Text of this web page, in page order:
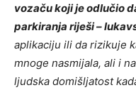
vozaču koji je odlučio
parkiranja riješi –
aplikaciju ili da rizikuje
mnoge nasmijala, ali i
ljudska domišljatost